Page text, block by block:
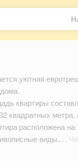
уютная
квартиры
квадратных
расположена
виды.…